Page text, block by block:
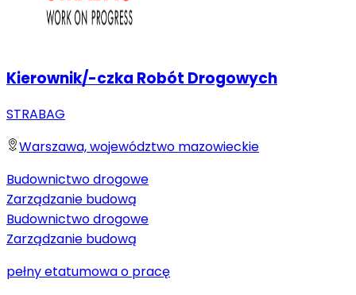
Kierownik/-czka Robót Drogowych
STRABAG
Warszawa, województwo mazowieckie
Budownictwo drogowe
Zarządzanie budową
Budownictwo drogowe
Zarządzanie budową
pełny etatumowa o pracę